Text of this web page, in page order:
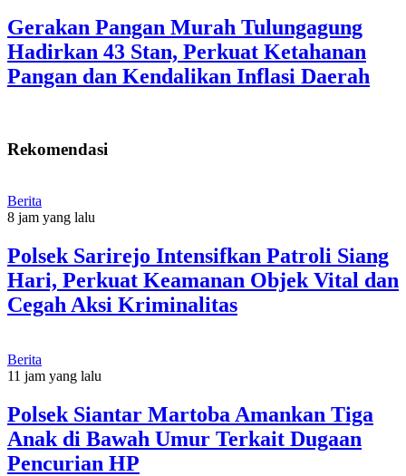
Gerakan Pangan Murah Tulungagung
Hadirkan 43 Stan, Perkuat Ketahanan
Pangan dan Kendalikan Inflasi Daerah
Rekomendasi
Berita
8 jam yang lalu
Polsek Sarirejo Intensifkan Patroli Siang
Hari, Perkuat Keamanan Objek Vital dan
Cegah Aksi Kriminalitas
Berita
11 jam yang lalu
Polsek Siantar Martoba Amankan Tiga
Anak di Bawah Umur Terkait Dugaan
Pencurian HP